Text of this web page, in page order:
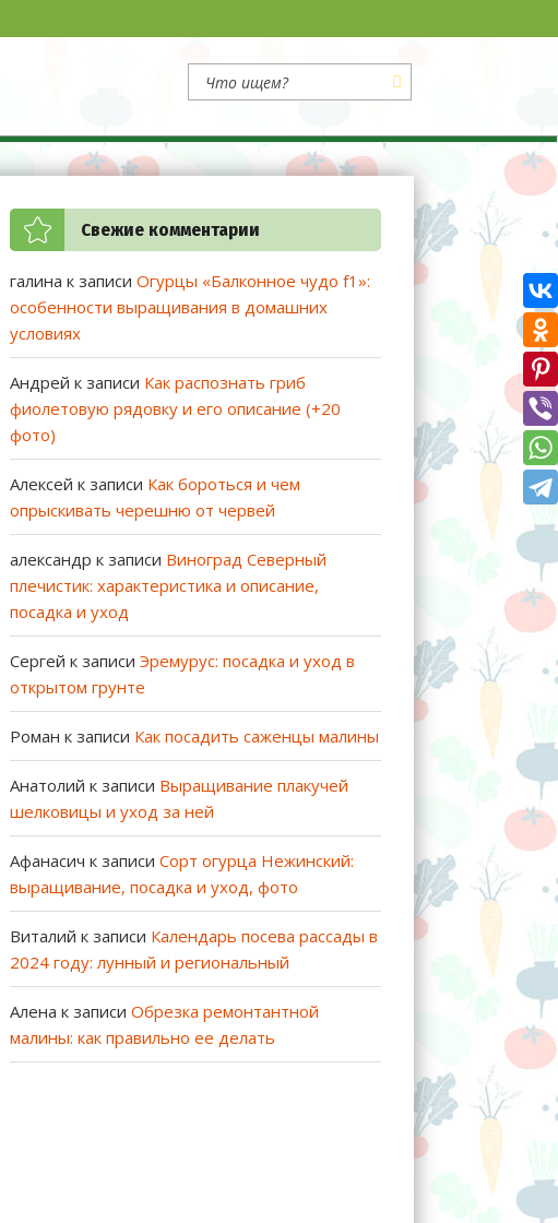
Свежие комментарии
галина к записи Огурцы «Балконное чудо f1»:
особенности выращивания в домашних
условиях
Андрей к записи Как распознать гриб
фиолетовую рядовку и его описание (+20
фото)
Алексей к записи Как бороться и чем
опрыскивать черешню от червей
александр к записи Виноград Северный
плечистик: характеристика и описание,
посадка и уход
Сергей к записи Эремурус: посадка и уход в
открытом грунте
Роман к записи Как посадить саженцы малины
Анатолий к записи Выращивание плакучей
шелковицы и уход за ней
Афанасич к записи Сорт огурца Нежинский:
выращивание, посадка и уход, фото
Виталий к записи Календарь посева рассады в
2024 году: лунный и региональный
Алена к записи Обрезка ремонтантной
малины: как правильно ее делать